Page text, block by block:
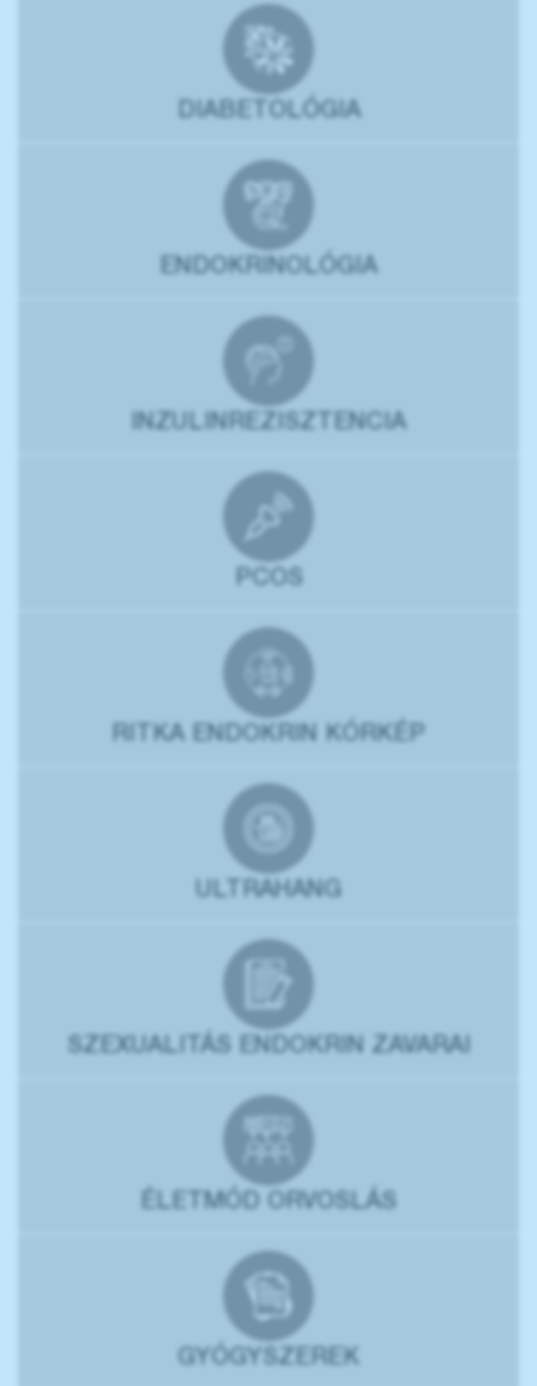
DIABETOLÓGIA
ENDOKRINOLÓGIA
INZULINREZISZTENCIA
PCOS
RITKA ENDOKRIN KÓRKÉP
ULTRAHANG
SZEXUALITÁS ENDOKRIN ZAVARAI
ÉLETMÓD ORVOSLÁS
GYÓGYSZEREK